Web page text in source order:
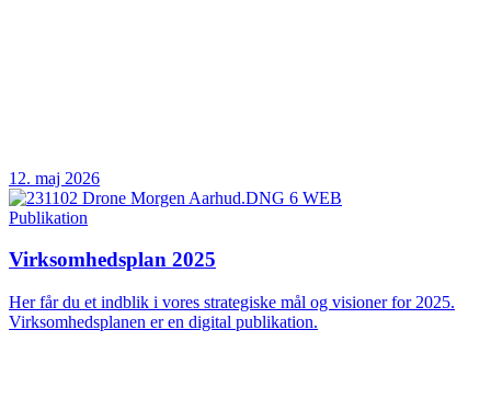
12. maj 2026
Publikation
Virksomhedsplan 2025
Her får du et indblik i vores strategiske mål og visioner for 2025.
Virksomhedsplanen er en digital publikation.